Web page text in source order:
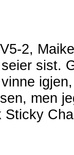
2,
sist.
men
Sticky